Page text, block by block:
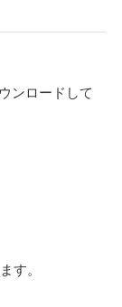
ンロードして
す。